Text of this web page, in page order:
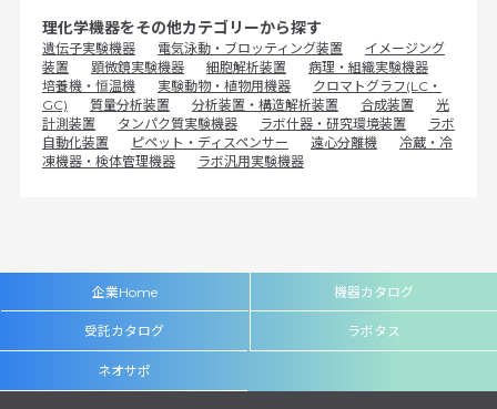
理化学機器をその他カテゴリーから探す
遺伝子実験機器 電気泳動・ブロッティング装置
イメージング
装置
顕微鏡実験機器 細胞解析装置
病理・組織実験機器
培養機・恒温機
実験動物・植物用機器
クロマトグラフ(LC・
GC)
質量分析装置 分析装置・構造解析装置 合成装置
光
計測装置
タンパク質実験機器 ラボ什器・研究環境装置
ラボ
自動化装置
ピペット・ディスペンサー 遠心分離機
冷蔵・冷
凍機器・検体管理機器
ラボ汎用実験機器
企業Home 機器カタログ
受託カタログ ラボタス
ネオサポ